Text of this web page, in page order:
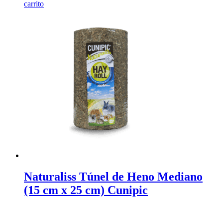
carrito
Naturaliss Túnel de Heno Mediano
(15 cm x 25 cm) Cunipic